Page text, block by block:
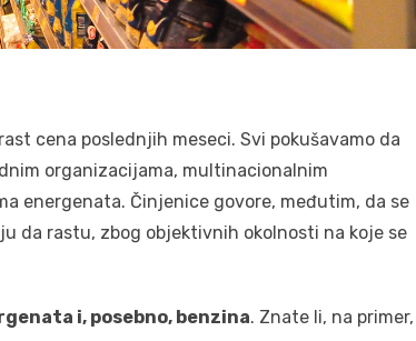
cena poslednjih meseci. Svi pokušavamo da
organizacijama, multinacionalnim
energenata. Činjenice govore, međutim, da se
da rastu, zbog objektivnih okolnosti na koje se
i, posebno, benzina. Znate li, na primer,